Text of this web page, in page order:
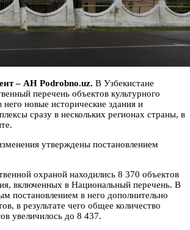
– АН Podrobno.uz. В Узбекистане
перечень объектов культурного
него новые исторические здания и
сразу в нескольких регионах страны, в
утверждены постановлением
охраной находились 8 370 объектов
включенных в Национальный перечень. В
постановлением в него дополнительно
в результате чего общее количество
увеличилось до 8 437.